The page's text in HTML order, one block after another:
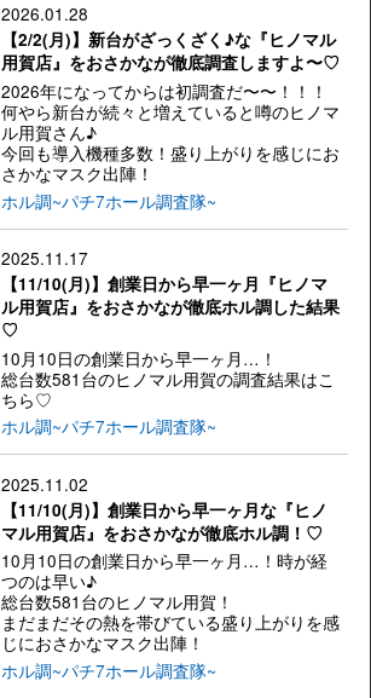
2026.01.28
【2/2(月)】新台がざっくざく♪な『ヒノマル
用賀店』をおさかなが徹底調査しますよ〜♡
2026年になってからは初調査だ〜〜！！！
何やら新台が続々と増えていると噂のヒノマ
ル用賀さん♪
今回も導入機種多数！盛り上がりを感じにお
さかなマスク出陣！
ホル調~パチ7ホール調査隊~
2025.11.17
【11/10(月)】創業日から早一ヶ月『ヒノマ
ル用賀店』をおさかなが徹底ホル調した結果
♡
10月10日の創業日から早一ヶ月…！
総台数581台のヒノマル用賀の調査結果はこ
ちら♡
ホル調~パチ7ホール調査隊~
2025.11.02
【11/10(月)】創業日から早一ヶ月な『ヒノ
マル用賀店』をおさかなが徹底ホル調！♡
10月10日の創業日から早一ヶ月…！時が経
つのは早い♪
総台数581台のヒノマル用賀！
まだまだその熱を帯びている盛り上がりを感
じにおさかなマスク出陣！
ホル調~パチ7ホール調査隊~